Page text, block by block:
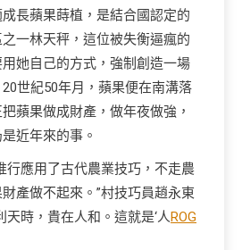
長蘋果蒔植，是結合國認定的
一林天秤，這位被失衡逼瘋的
她自己的方式，強制創造一場
世紀50年月，蘋果便在南溝落
蘋果做成財產，做年夜做強，
近年來的事。
行應用了古代農業技巧，不走農
產做不起來。”村技巧員趙永東
天時，貴在人和。這就是‘人ROG